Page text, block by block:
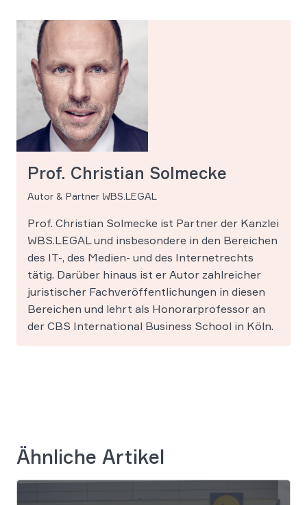
Prof. Christian Solmecke
Autor & Partner WBS.LEGAL
Prof. Christian Solmecke ist Partner der Kanzlei
WBS.LEGAL und insbesondere in den Bereichen
des IT-, des Medien- und des Internetrechts
tätig. Darüber hinaus ist er Autor zahlreicher
juristischer Fachveröffentlichungen in diesen
Bereichen und lehrt als Honorarprofessor an
der CBS International Business School in Köln.
Ähnliche Artikel